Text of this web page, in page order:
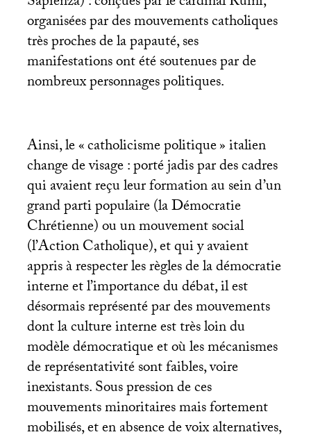
organisées par des mouvements catholiques
très proches de la papauté, ses
manifestations ont été soutenues par de
nombreux personnages politiques.
Ainsi, le «catholicisme politique» italien
change de visage : porté jadis par des cadres
qui avaient reçu leur formation au sein d’un
grand parti populaire (la Démocratie
Chrétienne) ou un mouvement social
(l’Action Catholique), et qui y avaient
appris à respecter les règles de la démocratie
interne et l’importance du débat, il est
désormais représenté par des mouvements
dont la culture interne est très loin du
modèle démocratique et où les mécanismes
de représentativité sont faibles, voire
inexistants. Sous pression de ces
mouvements minoritaires mais fortement
mobilisés, et en absence de voix alternatives,